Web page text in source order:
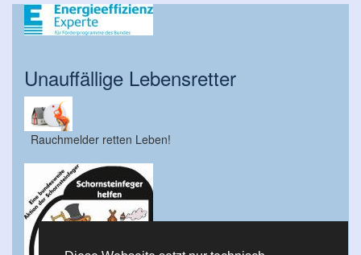
Unauffällige Lebensretter
Rauchmelder retten Leben!